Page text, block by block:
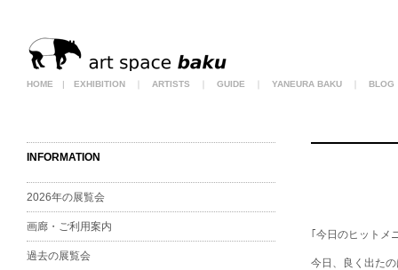
INFORMATION
2026年の展覧会
画廊・ご利用案内
過去の展覧会
｢今日のヒットメ
今日、良く出た
HOME | EXHIBITION ARTISTS GUIDE YANEURA BAKU BLOG